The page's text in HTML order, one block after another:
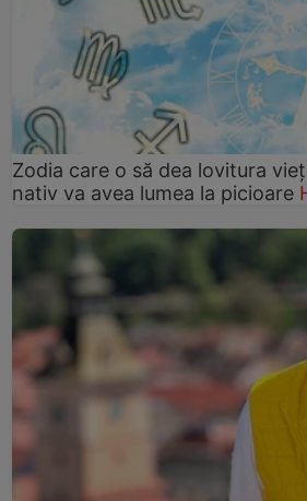
Zodia care o să dea lovitura
nativ va avea lumea la picioare